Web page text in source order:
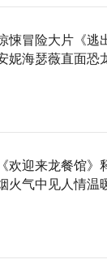
悚冒险大片《逃
妮海瑟薇直面恐
《欢迎来龙餐馆
火气中见人情温